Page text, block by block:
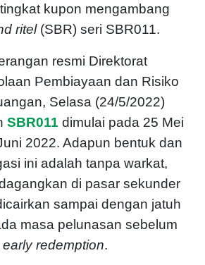
kupon mengambang
ritel(SBR) seri SBR011.
resmi Direktorat
Pembiayaan dan Risiko
Selasa (24/5/2022)
SBR011 dimulai pada 25 Mei
2022. Adapun bentuk dan
ini adalah tanpa warkat,
di pasar sekunder
sampai dengan jatuh
masa pelunasan sebelum
early redemption.